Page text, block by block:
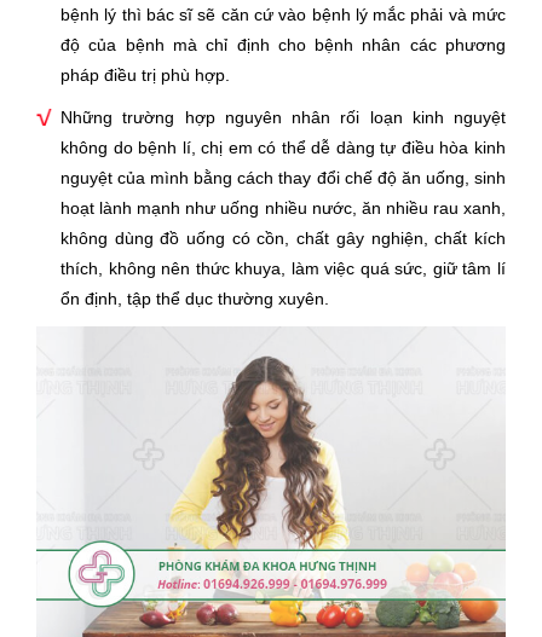
bệnh lý thì bác sĩ sẽ căn cứ vào bệnh lý mắc phải và mức
độ của bệnh mà chỉ định cho bệnh nhân các phương
pháp điều trị phù hợp.
Những trường hợp nguyên nhân rối loạn kinh nguyệt
không do bệnh lí, chị em có thể dễ dàng tự điều hòa kinh
nguyệt của mình bằng cách thay đổi chế độ ăn uống, sinh
hoạt lành mạnh như uống nhiều nước, ăn nhiều rau xanh,
không dùng đồ uống có cồn, chất gây nghiện, chất kích
thích, không nên thức khuya, làm việc quá sức, giữ tâm lí
ổn định, tập thể dục thường xuyên.